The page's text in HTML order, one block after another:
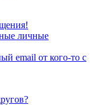
личные
email от кого-то с